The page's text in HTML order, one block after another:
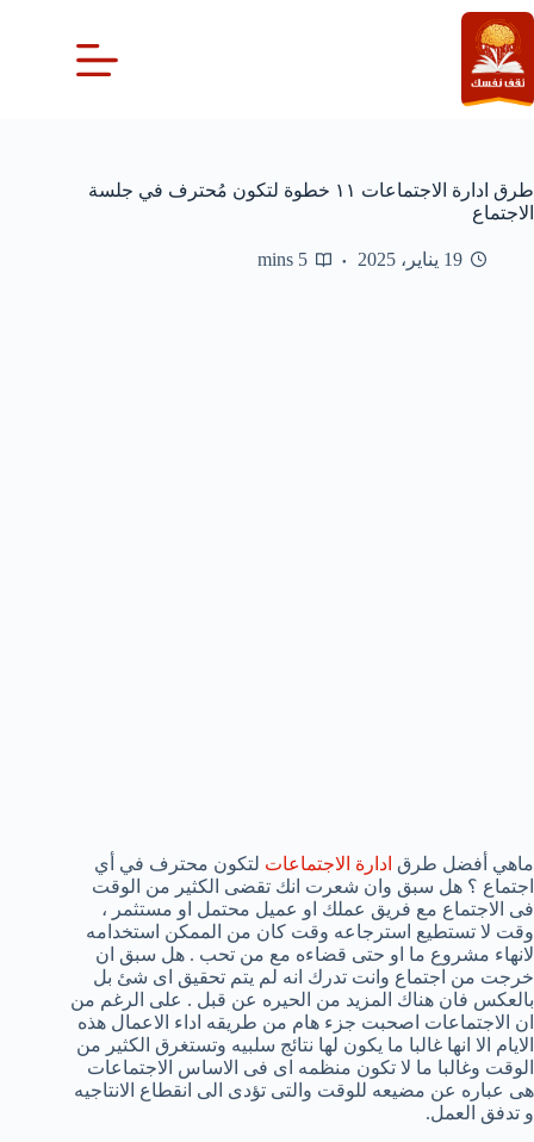
التجاوز
إلى
المحتوى
طرق ادارة الاجتماعات ١١ خطوة لتكون مُحترف في جلسة
الاجتماع
19 يناير، 2025 5 mins
ماهي أفضل طرق ادارة الاجتماعات لتكون محترف في أي
اجتماع ؟ هل سبق وان شعرت انك تقضى الكثير من الوقت
فى الاجتماع مع فريق عملك او عميل محتمل او مستثمر ،
وقت لا تستطيع استرجاعه وقت كان من الممكن استخدامه
لانهاء مشروع ما او حتى قضاءه مع من تحب . هل سبق ان
خرجت من اجتماع وانت تدرك انه لم يتم تحقيق اى شئ بل
بالعكس فان هناك المزيد من الحيره عن قبل . على الرغم من
ان الاجتماعات اصحبت جزء هام من طريقه اداء الاعمال هذه
الايام الا انها غالبا ما يكون لها نتائج سلبيه وتستغرق الكثير من
الوقت وغالبا ما لا تكون منظمه اى فى الاساس الاجتماعات
هى عباره عن مضيعه للوقت والتى تؤدى الى انقطاع الانتاجيه
و تدفق العمل.